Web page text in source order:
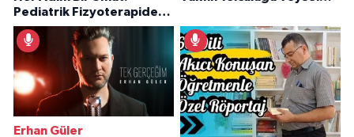
Pediatrik Fizyoterapiden
İlham Veren Hikâyeler
Erhan Güler